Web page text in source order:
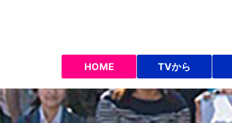
HOME TVから